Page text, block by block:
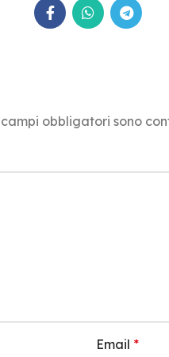
obbligatori sono
Email *